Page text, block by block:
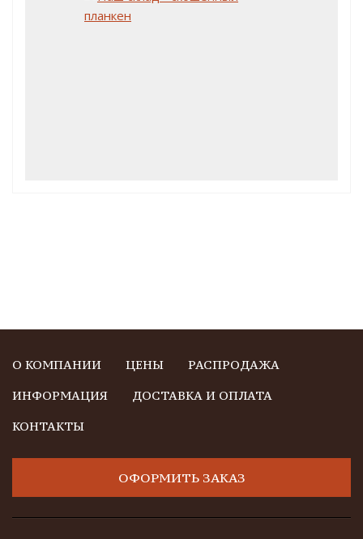
О КОМПАНИИ ЦЕНЫ
РАСПРОДАЖА
ИНФОРМАЦИЯ
ДОСТАВКА И ОПЛАТА
КОНТАКТЫ
ОФОРМИТЬ ЗАКАЗ